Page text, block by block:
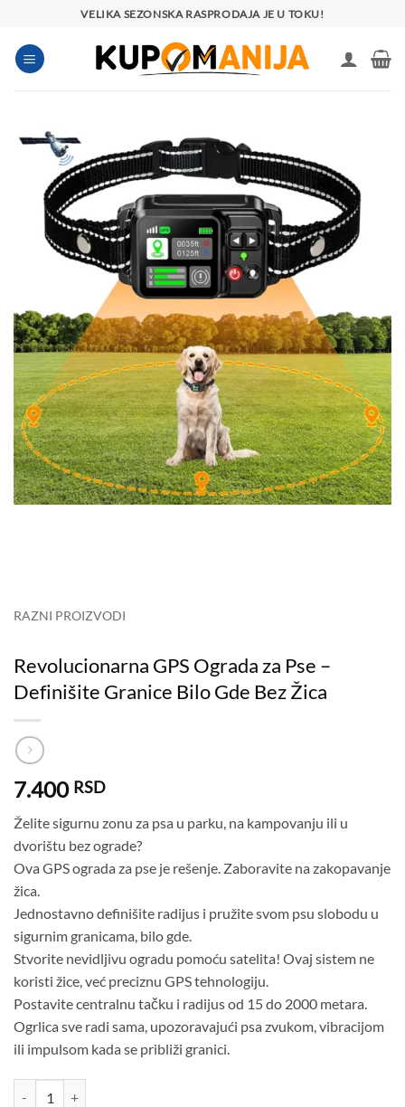
sadržaj
VELIKA SEZONSKA RASPRODAJA JE U TOKU!
RAZNI PROIZVODI
Revolucionarna GPS Ograda za Pse –
Definišite Granice Bilo Gde Bez Žica
7.400 RSD
Želite sigurnu zonu za psa u parku, na kampovanju ili u
dvorištu bez ograde?
Ova GPS ograda za pse je rešenje. Zaboravite na zakopavanje
žica.
Jednostavno definišite radijus i pružite svom psu slobodu u
sigurnim granicama, bilo gde.
Stvorite nevidljivu ogradu pomoću satelita! Ovaj sistem ne
koristi žice, već preciznu GPS tehnologiju.
Postavite centralnu tačku i radijus od 15 do 2000 metara.
Ogrlica sve radi sama, upozoravajući psa zvukom, vibracijom
ili impulsom kada se približi granici.